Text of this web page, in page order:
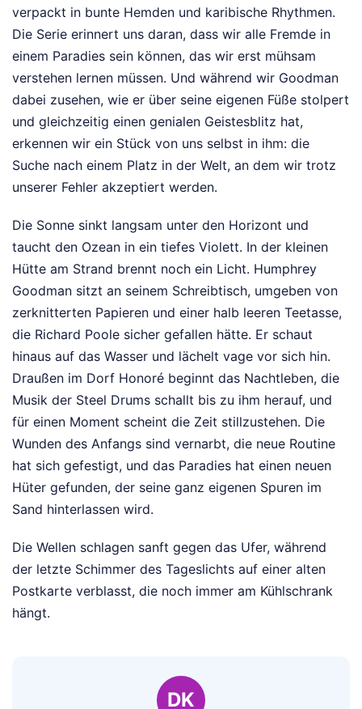
verpackt in bunte Hemden und karibische Rhythmen.
Die Serie erinnert uns daran, dass wir alle Fremde in
einem Paradies sein können, das wir erst mühsam
verstehen lernen müssen. Und während wir Goodman
dabei zusehen, wie er über seine eigenen Füße stolpert
und gleichzeitig einen genialen Geistesblitz hat,
erkennen wir ein Stück von uns selbst in ihm: die
Suche nach einem Platz in der Welt, an dem wir trotz
unserer Fehler akzeptiert werden.
Die Sonne sinkt langsam unter den Horizont und
taucht den Ozean in ein tiefes Violett. In der kleinen
Hütte am Strand brennt noch ein Licht. Humphrey
Goodman sitzt an seinem Schreibtisch, umgeben von
zerknitterten Papieren und einer halb leeren Teetasse,
die Richard Poole sicher gefallen hätte. Er schaut
hinaus auf das Wasser und lächelt vage vor sich hin.
Draußen im Dorf Honoré beginnt das Nachtleben, die
Musik der Steel Drums schallt bis zu ihm herauf, und
für einen Moment scheint die Zeit stillzustehen. Die
Wunden des Anfangs sind vernarbt, die neue Routine
hat sich gefestigt, und das Paradies hat einen neuen
Hüter gefunden, der seine ganz eigenen Spuren im
Sand hinterlassen wird.
Die Wellen schlagen sanft gegen das Ufer, während
der letzte Schimmer des Tageslichts auf einer alten
Postkarte verblasst, die noch immer am Kühlschrank
hängt.
DK